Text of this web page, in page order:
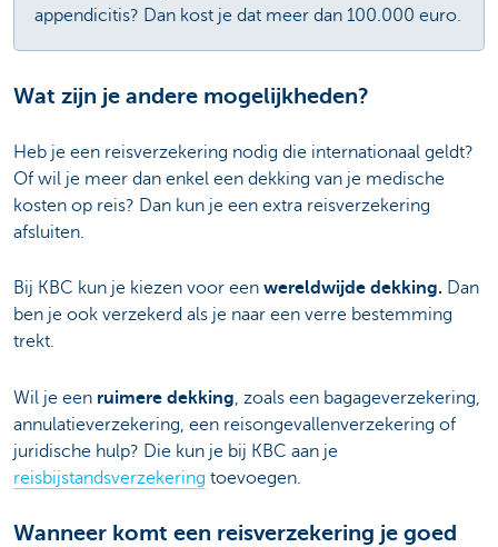
appendicitis? Dan kost je dat meer dan 100.000 euro.
Wat zijn je andere mogelijkheden?
Heb je een reisverzekering nodig die internationaal geldt?
Of wil je meer dan enkel een dekking van je medische
kosten op reis? Dan kun je een extra reisverzekering
afsluiten.
Bij KBC kun je kiezen voor een wereldwijde dekking. Dan
ben je ook verzekerd als je naar een verre bestemming
trekt.
Wil je een ruimere dekking , zoals een bagageverzekering,
annulatieverzekering, een reisongevallenverzekering of
juridische hulp? Die kun je bij KBC aan je
reisbijstandsverzekering toevoegen.
Wanneer komt een reisverzekering je goed